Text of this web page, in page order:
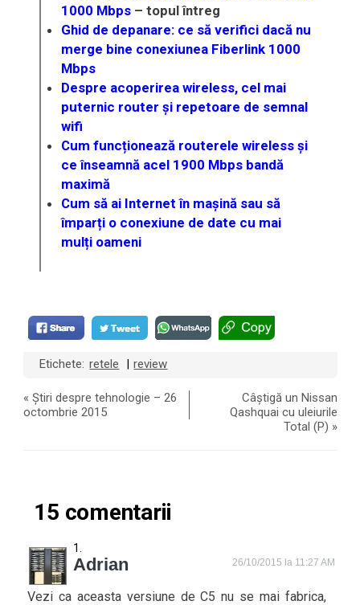
1000 Mbps – topul întreg
Ghid de depanare: ce să verifici dacă nu
merge bine conexiunea Fiberlink 1000
Mbps
Despre acoperirea wireless, cel mai
puternic router și repetoare de semnal
wifi
Cum funcționează routerele wireless și
ce înseamnă acel 1900 Mbps bandă
maximă
Cum să ai Internet în mașină sau să
împarți o conexiune de date cu mai
mulți oameni
Etichete: retele review
«Știri despre tehnologie – 26
octombrie 2015
Câștigă un Nissan
Qashquai cu uleiurile
Total (P) »
15 comentarii
Adrian 26/10/2015 la 11:27 AM
Vezi ca aceasta versiune de C5 nu se mai fabrica,